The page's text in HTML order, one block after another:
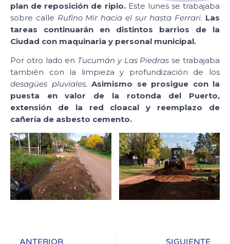
plan de reposición de ripio.Este lunes se trabajaba
sobre calle Rufino Mir hacia el sur hasta Ferrari. Las
tareas continuarán en distintos barrios de la
Ciudad con maquinaria y personal municipal.
Por otro lado en Tucumán y Las Piedras se trabajaba
también con la limpieza y profundización de los
desagües pluviales. Asimismo se prosigue con la
puesta en valor de la rotonda del Puerto,
extensión de la red cloacal y reemplazo de
cañería de asbesto cemento.
ANTERIOR SIGUIENTE